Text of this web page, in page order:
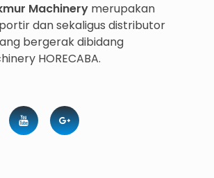
Machinery merupakan
dan sekaligus distributor
bergerak dibidang
HORECABA.